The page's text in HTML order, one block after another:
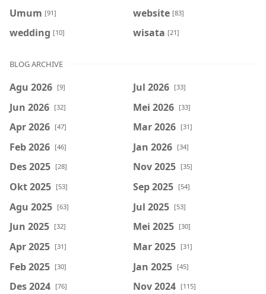
Umum [91] website [83]
wedding [10] wisata [21]
BLOG ARCHIVE
Agu 2026 [9] Jul 2026 [33]
Jun 2026 [32] Mei 2026 [33]
Apr 2026 [47] Mar 2026 [31]
Feb 2026 [46] Jan 2026 [34]
Des 2025 [28] Nov 2025 [35]
Okt 2025 [53] Sep 2025 [54]
Agu 2025 [63] Jul 2025 [53]
Jun 2025 [32] Mei 2025 [30]
Apr 2025 [31] Mar 2025 [31]
Feb 2025 [30] Jan 2025 [45]
Des 2024 [76] Nov 2024 [115]